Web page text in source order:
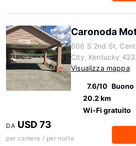
Caronoda
606 S 2nd St,
City, Kentucky
Visualizza mappa
7.6/10 Buono
20.2 km
Wi-Fi gratuito
DA USD 73
per camera / per notte